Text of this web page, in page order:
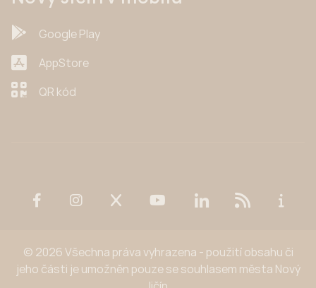
Google Play
AppStore
QR kód
© 2026 Všechna práva vyhrazena - použití obsahu či
jeho části je umožněn pouze se souhlasem města Nový